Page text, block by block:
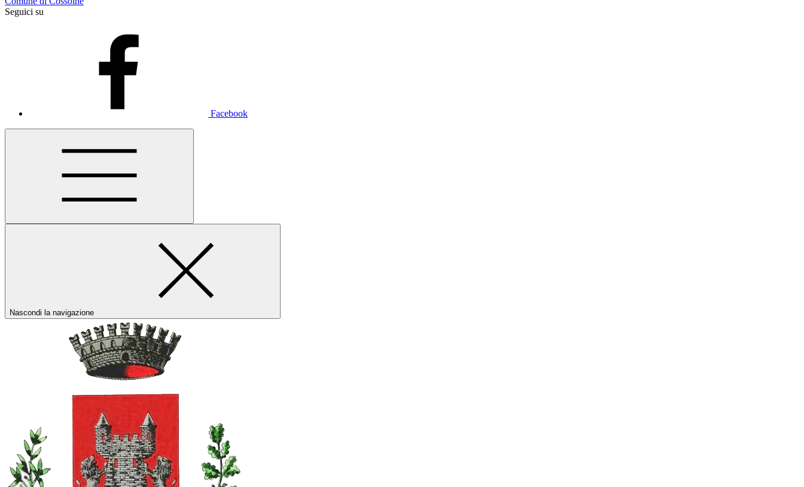
Seguici su
Facebook
Nascondi la navigazione